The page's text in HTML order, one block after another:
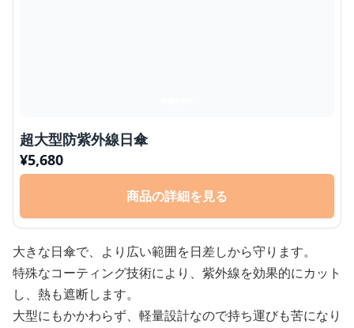
超大型防紫外線日傘
¥5,680
商品の詳細を見る
大きな日傘で、より広い範囲を日差しから守ります。
特殊なコーティング技術により、紫外線を効果的にカット
し、熱も遮断します。
大型にもかかわらず、軽量設計なので持ち運びも苦になり